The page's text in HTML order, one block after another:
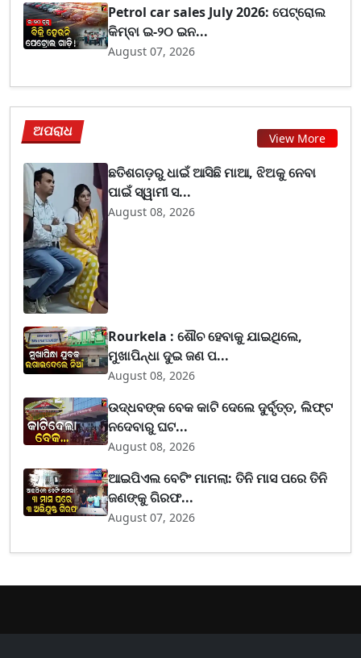
Petrol car sales July 2026: ପେଟ୍ରୋଲ
କିମ୍ବା ଇ-୨୦ ଇନ...
August 07, 2026
ଅପରାଧ View More
ଛତିଶଗଡ଼ରୁ ଧାଇଁ ଆସିଛି ମାଆ, ଝିଅକୁ ନେବା
ପାଇଁ ସ୍ୱାମୀ ସ...
August 08, 2026
Rourkela : ଶୌଚ ହେବାକୁ ଯାଇଥିଲେ,
ମୁଖାପିନ୍ଧା ଦୁଇ ଜଣ ପ...
August 08, 2026
ଉଦ୍ଧବଙ୍କ ବେକ କାଟି ଦେଲେ ଦୁର୍ବୃତ୍ତ, ଲିଫ୍ଟ
ନଦେବାରୁ ଘଟ...
August 08, 2026
ଆଇପିଏଲ ବେଟିଂ ମାମଲା: ତିନି ମାସ ପରେ ତିନି
ଜଣଙ୍କୁ ଗିରଫ...
August 07, 2026